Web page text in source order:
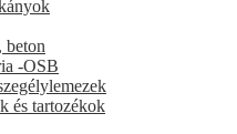
beton
-OSB
és tartozékok